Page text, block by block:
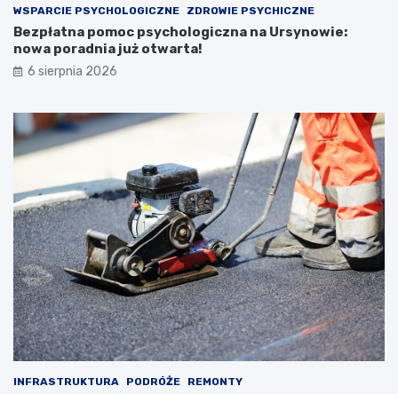
WSPARCIE PSYCHOLOGICZNE ZDROWIE PSYCHICZNE
Bezpłatna pomoc psychologiczna na Ursynowie:
nowa poradnia już otwarta!
6 sierpnia 2026
INFRASTRUKTURA PODRÓŻE REMONTY